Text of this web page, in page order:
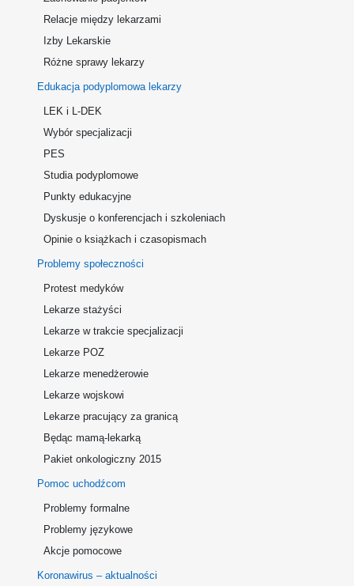
Relacje między lekarzami
Izby Lekarskie
Różne sprawy lekarzy
Edukacja podyplomowa lekarzy
LEK i L-DEK
Wybór specjalizacji
PES
Studia podyplomowe
Punkty edukacyjne
Dyskusje o konferencjach i szkoleniach
Opinie o książkach i czasopismach
Problemy społeczności
Protest medyków
Lekarze stażyści
Lekarze w trakcie specjalizacji
Lekarze POZ
Lekarze menedżerowie
Lekarze wojskowi
Lekarze pracujący za granicą
Będąc mamą-lekarką
Pakiet onkologiczny 2015
Pomoc uchodźcom
Problemy formalne
Problemy językowe
Akcje pomocowe
Koronawirus – aktualności